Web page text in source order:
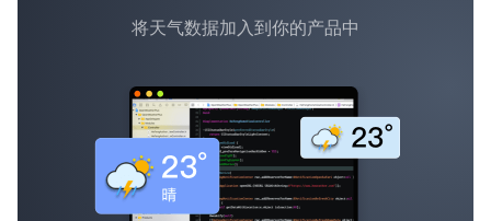
将天气数据加入到你的产品中